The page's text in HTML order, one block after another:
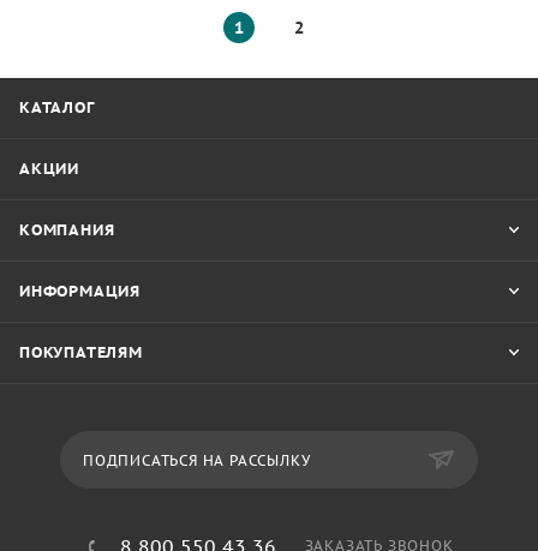
1 2
КАТАЛОГ
АКЦИИ
КОМПАНИЯ
ИНФОРМАЦИЯ
ПОКУПАТЕЛЯМ
ПОДПИСАТЬСЯ НА РАССЫЛКУ
8 800 550 43 36 ЗАКАЗАТЬ ЗВОНОК